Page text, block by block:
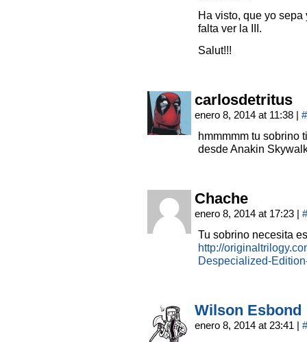
Ha visto, que yo sepa
falta ver la III.
Salut!!!
carlosdetritus
enero 8, 2014 at 11:38 | #
hmmmmm tu sobrino
desde Anakin
Chache
enero 8, 2014 at 17:23 | #
Tu sobrino necesita
http://
Despecialized-
Wilson Esbond
enero 8, 2014 at 23:41 | #